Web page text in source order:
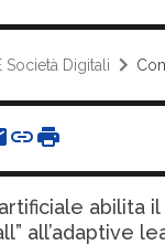
Società Digitali
abilita
all’adaptive